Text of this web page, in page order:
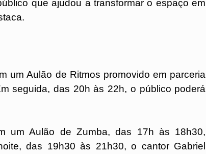
que ajudou a transformar o espaço em
um Aulão de Ritmos promovido em parceria
seguida, das 20h às 22h, o público poderá
um Aulão de Zumba, das 17h às 18h30,
das 19h30 às 21h30, o cantor Gabriel